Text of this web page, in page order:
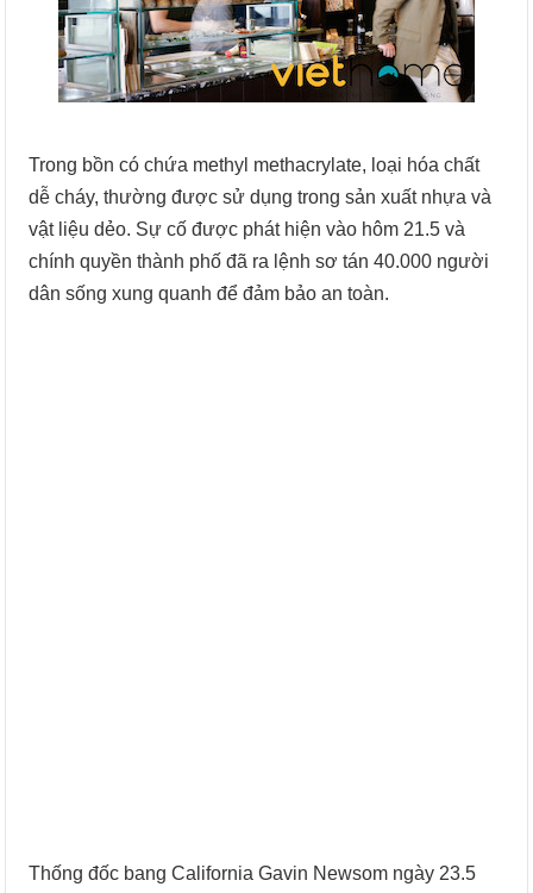
Trong bồn có chứa methyl methacrylate, loại hóa chất
dễ cháy, thường được sử dụng trong sản xuất nhựa và
vật liệu dẻo. Sự cố được phát hiện vào hôm 21.5 và
chính quyền thành phố đã ra lệnh sơ tán 40.000 người
dân sống xung quanh để đảm bảo an toàn.
Thống đốc bang California Gavin Newsom ngày 23.5